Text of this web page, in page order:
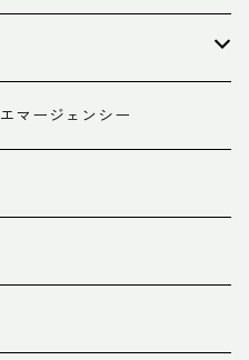
マージェンシー